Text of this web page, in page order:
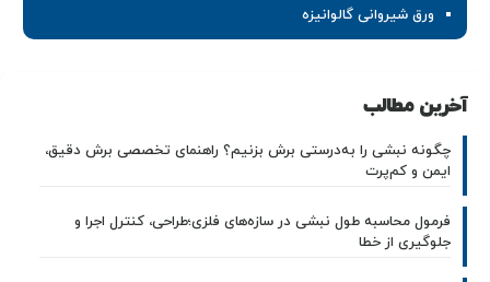
ورق شیروانی گالوانیزه
آخرین مطالب
چگونه نبشی را به‌درستی برش بزنیم؟ راهنمای تخصصی برش دقیق،
ایمن و کم‌پرت
فرمول محاسبه طول نبشی در سازه‌های فلزی؛طراحی، کنترل اجرا و
جلوگیری از خطا